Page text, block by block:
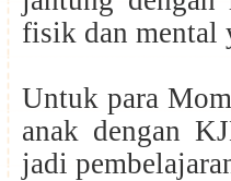
fisik dan mental
Untuk para
anak dengan
jadi